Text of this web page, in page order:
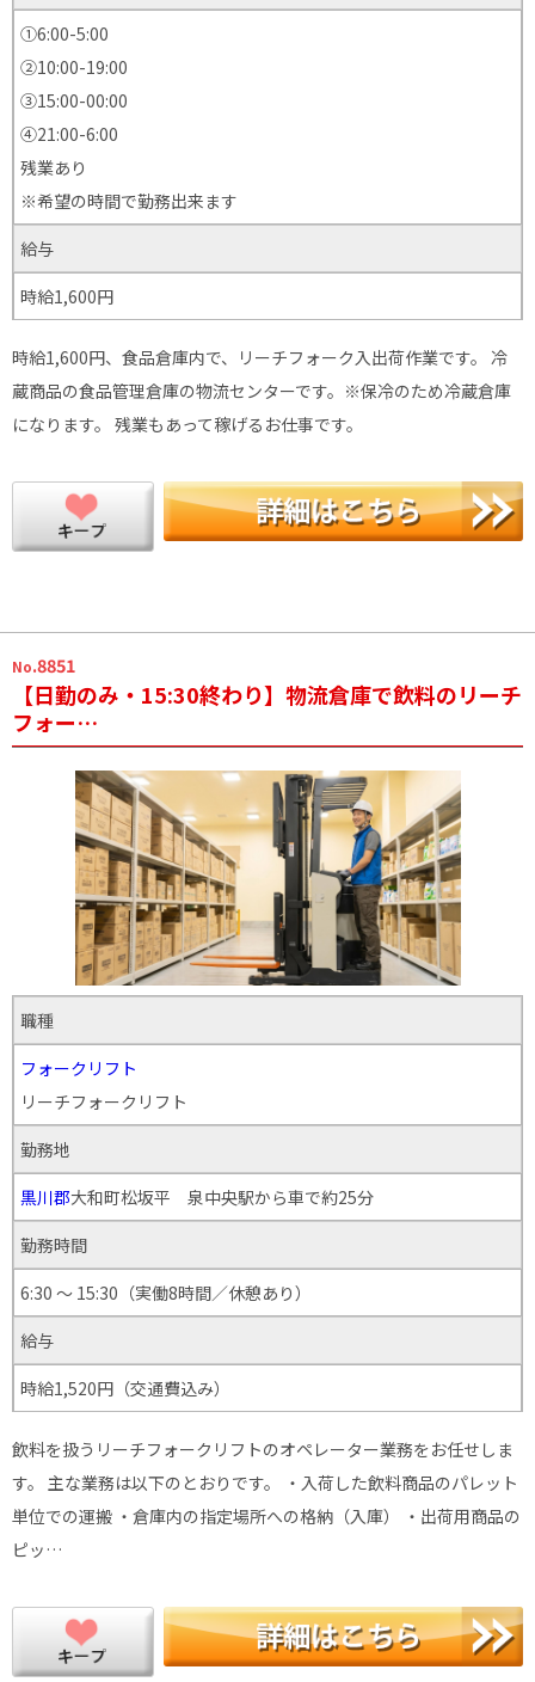
①6:00-5:00
②10:00-19:00
③15:00-00:00
④21:00-6:00
残業あり
※希望の時間で勤務出来ます
給与
時給1,600円
時給1,600円、食品倉庫内で、リーチフォーク入出荷作業です。 冷
蔵商品の食品管理倉庫の物流センターです。※保冷のため冷蔵倉庫
になります。 残業もあって稼げるお仕事です。
No.8851
【日勤のみ・15:30終わり】物流倉庫で飲料のリーチ
フォー…
職種
フォークリフト
リーチフォークリフト
勤務地
黒川郡大和町松坂平 泉中央駅から車で約25分
勤務時間
6:30 ～ 15:30（実働8時間／休憩あり）
給与
時給1,520円（交通費込み）
飲料を扱うリーチフォークリフトのオペレーター業務をお任せしま
す。 主な業務は以下のとおりです。 ・入荷した飲料商品のパレット
単位での運搬 ・倉庫内の指定場所への格納（入庫） ・出荷用商品の
ピッ…